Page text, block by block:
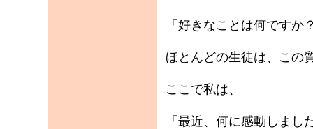
「好きなことは何ですか
ほとんどの生徒は、この
ここで私は、
「最近、何に感動しま